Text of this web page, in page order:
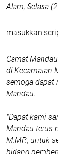
Alam, Selasa
masukkan
Camat
di Kecamatan
semoga dapat
Mandau.
"Dapat kami
Mandau terus
M.MP., untuk
bidang